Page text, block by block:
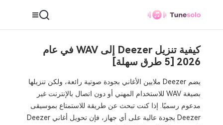
كيفية تنزيل Deezer إلى WAV في عام
2026 [5 طرق سهلة]
يضم Deezer ملايين الأغاني بجودة صوتية رائعة، ولكن تنزيلها
بصيغة WAV للاستخدام المهني أو دون اتصال بالإنترنت غير
مدعوم رسميًا. إذا كنت تبحث عن طريقة للاستمتاع بموسيقى
Deezer بجودة عالية على أي جهاز، فإن تحويل أغاني Deezer